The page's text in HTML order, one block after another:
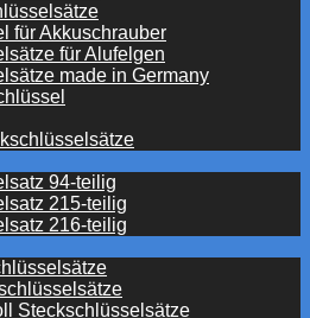
für Akkuschrauber
für Alufelgen
made in Germany
94-teilig
215-teilig
216-teilig
Steckschlüsselsätze